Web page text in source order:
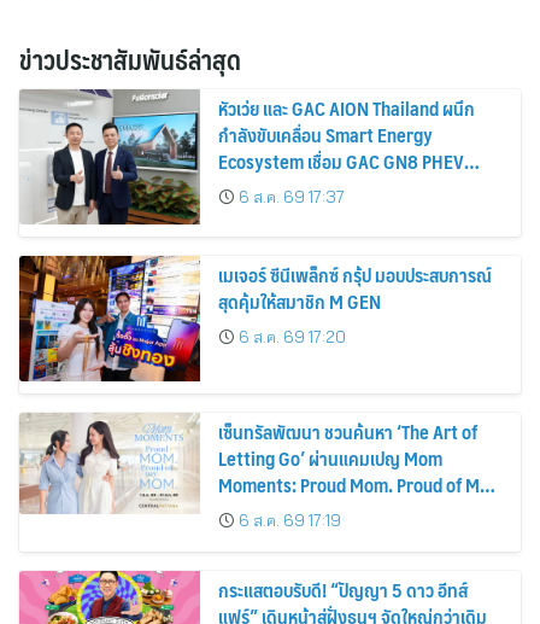
ข่าวประชาสัมพันธ์ล่าสุด
หัวเว่ย และ GAC AION Thailand ผนึก
กำลังขับเคลื่อน Smart Energy
Ecosystem เชื่อม GAC GN8 PHEV
รถยนต์ MPV ระดับพรีเมียม เข้ากับ
พลังงานแสงอาทิตย์ภายในบ้าน
6 ส.ค. 69 17:37
เมเจอร์ ซีนีเพล็กซ์ กรุ้ป มอบประสบการณ์
สุดคุ้มให้สมาชิก M GEN
6 ส.ค. 69 17:20
เซ็นทรัลพัฒนา ชวนค้นหา ‘The Art of
Letting Go’ ผ่านแคมเปญ Mom
Moments: Proud Mom. Proud of My
Mom.6 ส.ค. 69 17:19
กระแสตอบรับดี! “ปัญญา 5 ดาว อีทส์
แฟร์” เดินหน้าสู่ฝั่งธนฯ จัดใหญ่กว่าเดิม